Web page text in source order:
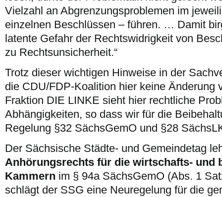
Vielzahl an Abgrenzungsproblemen im
einzelnen Beschlüssen – führen. … Damit
latente Gefahr der Rechtswidrigkeit von
zu Rechtsunsicherheit.“
Trotz dieser wichtigen Hinweise in der
die CDU/FDP-Koalition hier keine Änderung
Fraktion DIE LINKE sieht hier rechtliche
Abhängigkeiten, so dass wir für die
Regelung §32 SächsGemO und §28
Der Sächsische Städte- und Gemeindetag
Anhörungsrechts für die wirtschafts- und
Kammern im § 94a SächsGemO (Abs. 1
schlägt der SSG eine Neuregelung für die